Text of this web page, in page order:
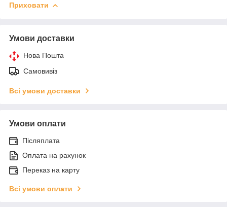
Приховати
Умови доставки
Нова Пошта
Самовивіз
Всі умови доставки
Умови оплати
Післяплата
Оплата на рахунок
Переказ на карту
Всі умови оплати